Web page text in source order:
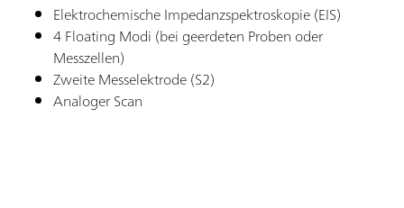
Elektrochemische Impedanzspektroskopie (EIS)
4 Floating Modi (bei geerdeten Proben oder
Messzellen)
Zweite Messelektrode (S2)
Analoger Scan